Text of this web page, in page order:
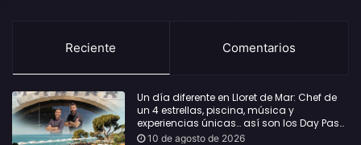
Reciente Comentarios
Un día diferente en Lloret de Mar: Chef de
un 4 estrellas, piscina, música y
experiencias únicas… así son los Day Pass
by Roger de Flor
10 de agosto de 2026